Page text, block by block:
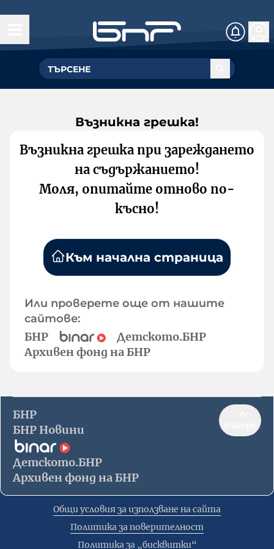
Възникна грешка!
Възникна грешка при зареждането
на съдържанието!
Моля, опитайте отново по-
късно!
Към начална страница
Или проверете още от нашите
сайтове:
БНР
Детското.БНР
Архивен фонд на БНР
БНР
БНР Новини
Детското.БНР
Архивен фонд на БНР
Общи условия за използване на сайта
Политика за поверителност
Политика за „бисквитки“